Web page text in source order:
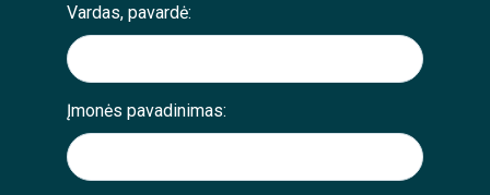
Vardas, pavardė:
Įmonės pavadinimas: